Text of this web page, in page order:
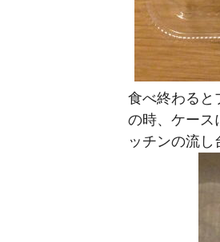
食べ終わると
の時、ケース
ッチンの流し